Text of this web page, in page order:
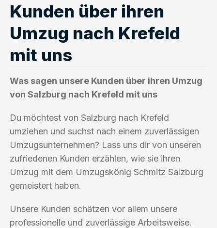
Kunden über ihren
Umzug nach Krefeld
mit uns
Was sagen unsere Kunden über ihren Umzug
von Salzburg nach Krefeld mit uns
Du möchtest von Salzburg nach Krefeld
umziehen und suchst nach einem zuverlässigen
Umzugsunternehmen? Lass uns dir von unseren
zufriedenen Kunden erzählen, wie sie ihren
Umzug mit dem Umzugskönig Schmitz Salzburg
gemeistert haben.
Unsere Kunden schätzen vor allem unsere
professionelle und zuverlässige Arbeitsweise.